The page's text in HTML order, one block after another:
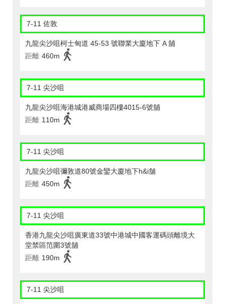
7-11 佐敦
九龍尖沙咀柯士甸道 45-53 號聯業大廈地下 A 舖
距離 460m
7-11 尖沙咀
九龍尖沙咀海港城港威商場四樓4015-6號舖
距離 110m
7-11 尖沙咀
九龍尖沙咀彌敦道80號金鑾大廈地下h&i舗
距離 450m
7-11 尖沙咀
香港九龍尖沙咀廣東道33號中港城中國客運碼頭離境大
堂禁區笵圍3號舖
距離 190m
7-11 尖沙咀